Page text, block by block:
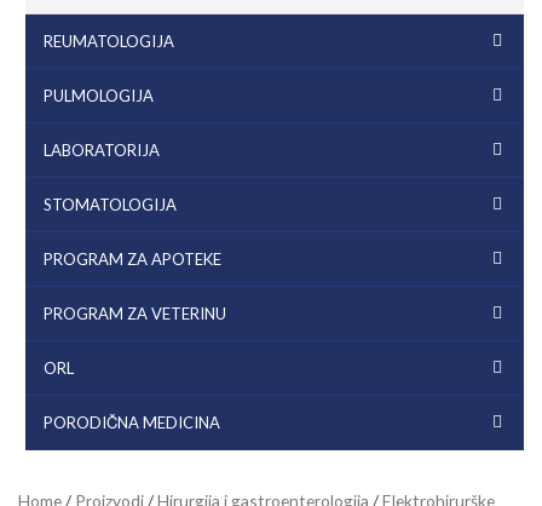
REUMATOLOGIJA
PULMOLOGIJA
LABORATORIJA
STOMATOLOGIJA
PROGRAM ZA APOTEKE
PROGRAM ZA VETERINU
ORL
PORODIČNA MEDICINA
Home/ Proizvodi/Hirurgija i gastroenterologija /Elektrohirurške